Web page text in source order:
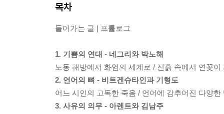
목차
들어가는 글 | 프롤로그
1. 기쁨의 연대 - 네그리와 박노해
노동 해방에서 화엄의 세계로 / 진흙 속에서 연꽃
2. 언어의 뼈 - 비트겐슈타인과 기형도
어느 시인의 고독한 죽음 / 언어에 감추어진 다양
3. 사유의 의무 - 아렌트와 김남주